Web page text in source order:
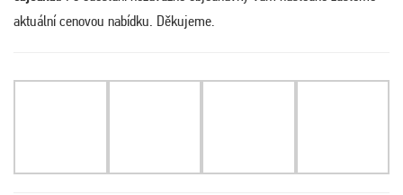
aktuální cenovou nabídku. Děkujeme.